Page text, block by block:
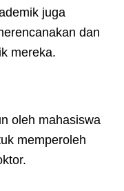
juga
dan
mereka.
oleh mahasiswa
memperoleh